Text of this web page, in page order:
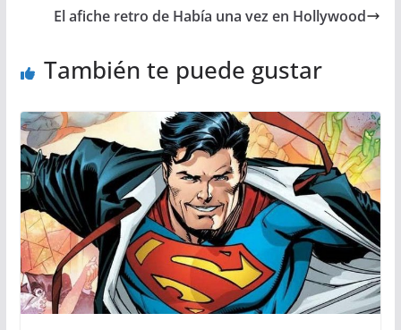
El afiche retro de Había una vez en Hollywood
También te puede gustar